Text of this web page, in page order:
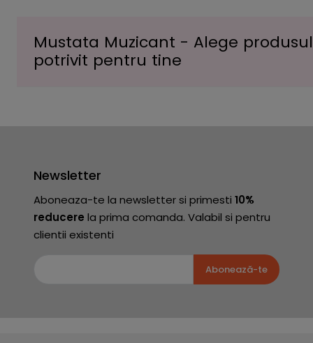
Mustata Muzicant - Alege produsul
potrivit pentru tine
Newsletter
Aboneaza-te la newsletter si primesti 10%
reducere la prima comanda. Valabil si pentru
clientii existenti
Abonează-te